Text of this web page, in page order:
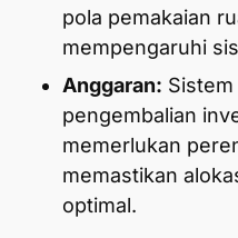
pola pemakaian
mempengaruhi
Anggaran:
pengembalian
memerlukan
memastikan
optimal.